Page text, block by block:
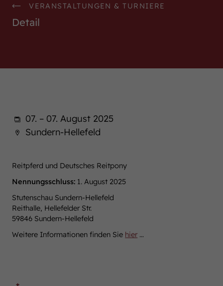
VERANSTALTUNGEN & TURNIERE
Detail
07. – 07. August 2025
Sundern-Hellefeld
Reitpferd und Deutsches Reitpony
Nennungsschluss: 1. August 2025
Stutenschau Sundern-Hellefeld
Reithalle, Hellefelder Str.
59846 Sundern-Hellefeld
Weitere Informationen finden Sie hier …